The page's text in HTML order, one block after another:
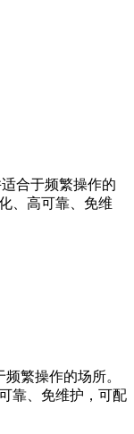
合于频繁操作的
、高可靠、免维
繁操作的场所。
靠、免维护，可配